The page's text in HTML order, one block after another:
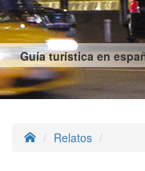
Guía turística en
Relatos